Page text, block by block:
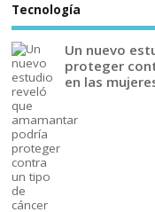
Tecnología
Un nuevo
proteger
en las